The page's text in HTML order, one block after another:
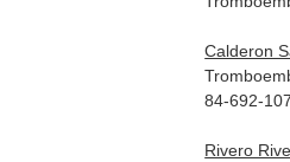
Calderon
84-692-
Rivero